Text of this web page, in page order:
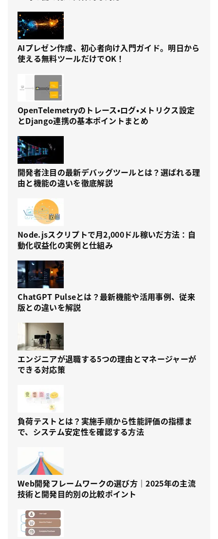
AIプレゼン作成、初心者向け入門ガイド。明日から
使える無料ツールだけでOK！
OpenTelemetryのトレース・ログ・メトリクス設定
とDjango連携の基本ポイントまとめ
開発者注目の最新デバッグツールとは？選ばれる理
由と機能の違いを徹底解説
Node.jsスクリプトで月2,000ドル稼いだ方法：自
動化収益化の実例と仕組み
ChatGPT Pulseとは？最新機能や活用事例、従来
版との違いを解説
エンジニアが退職する5つの理由とマネージャーが
できる対応策
負荷テストとは？実施手順から性能評価の指標ま
で、システム安定性を確認する方法
Web開発フレームワークの選び方｜2025年の主流
技術と開発目的別の比較ポイント